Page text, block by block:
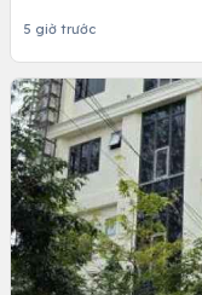
5 giờ trước